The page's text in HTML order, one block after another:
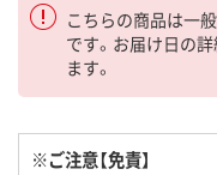
こちらの商品は一
です。お届け日の
ます。
※ご注意【免責】